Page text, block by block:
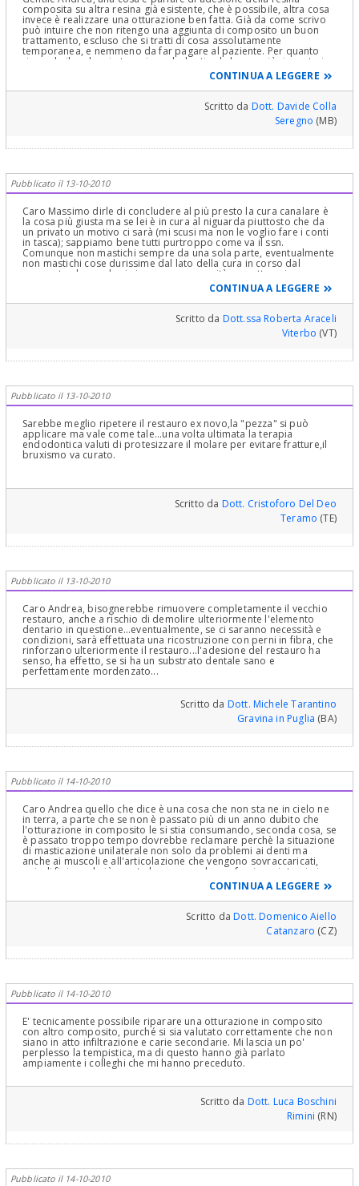
composita su altra resina già esistente, che è possibile, altra cosa
invece è realizzare una otturazione ben fatta. Già da come scrivo
può intuire che non ritengo una aggiunta di composito un buon
trattamento, escluso che si tratti di cosa assolutamente
temporanea, e nemmeno da far pagare al paziente. Per quanto
riguarda il molare in terapia endodontica le hanno già risposto i
CONTINUA A LEGGERE
Scritto da Dott. Davide Colla
Seregno (MB)
Pubblicato il 13-10-2010
Caro Massimo dirle di concludere al più presto la cura canalare è
la cosa più giusta ma se lei è in cura al niguarda piuttosto che da
un privato un motivo ci sarà (mi scusi ma non le voglio fare i conti
in tasca); sappiamo bene tutti purtroppo come va il ssn.
Comunque non mastichi sempre da una sola parte, eventualmente
non mastichi cose durissime dal lato della cura in corso dal
momento che credo ci sia una grossa cavità con otturazione
provvisoria. Per quel che riguarda l'altro dente rifaccia
l'otturazione per intero. Curi il suo bruxismo e faccia fare una
corona ceramica sul dente devitalizzato . Saluti d.ssa Roberta
CONTINUA A LEGGERE
Scritto da Dott.ssa Roberta Araceli
Viterbo (VT)
Pubblicato il 13-10-2010
Sarebbe meglio ripetere il restauro ex novo,la "pezza" si può
applicare ma vale come tale...una volta ultimata la terapia
endodontica valuti di protesizzare il molare per evitare fratture,il
bruxismo va curato.
Scritto da Dott. Cristoforo Del Deo
Teramo (TE)
Pubblicato il 13-10-2010
Caro Andrea, bisognerebbe rimuovere completamente il vecchio
restauro, anche a rischio di demolire ulteriormente l'elemento
dentario in questione...eventualmente, se ci saranno necessità e
condizioni, sarà effettuata una ricostruzione con perni in fibra, che
rinforzano ulteriormente il restauro...l'adesione del restauro ha
senso, ha effetto, se si ha un substrato dentale sano e
perfettamente mordenzato...
Scritto da Dott. Michele Tarantino
Gravina in Puglia (BA)
Pubblicato il 14-10-2010
Caro Andrea quello che dice è una cosa che non sta ne in cielo ne
in terra, a parte che se non è passato più di un anno dubito che
l'otturazione in composito le si stia consumando, seconda cosa, se
è passato troppo tempo dovrebbe reclamare perchè la situazione
di masticazione unilaterale non solo da problemi ai denti ma
anche ai muscoli e all'articolazione che vengono sovraccaricati,
quindi finisca al più presto la cura canalare e faccia un intarsio in
composito sul dente devitalizzato distinti salutiCONTINUA A LEGGERE
Scritto daDott. Domenico Aiello
Catanzaro (CZ)
Pubblicato il 14-10-2010
E' tecnicamente possibile riparare una otturazione in composito
con altro composito, purché si sia valutato correttamente che non
siano in atto infiltrazione e carie secondarie. Mi lascia un po'
perplesso la tempistica, ma di questo hanno già parlato
ampiamente i colleghi che mi hanno preceduto.
Scritto da Dott. Luca Boschini
Rimini (RN)
Pubblicato il 14-10-2010